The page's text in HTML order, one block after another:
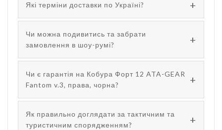
Які терміни доставки по Україні?
Чи можна подивитись та забрати
замовлення в шоу-румі?
Чи є гарантія на Кобура Форт 12 ATA-GEAR
Fantom v.3, права, чорна?
Як правильно доглядати за тактичним та
туристичним спорядженням?